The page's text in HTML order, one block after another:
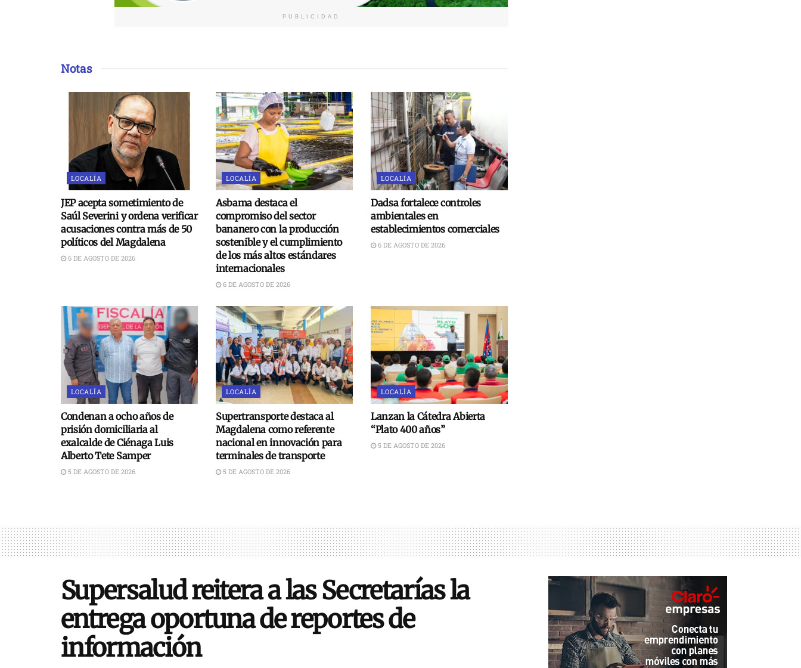
PUBLICIDAD
Notas
LOCALÍA
JEP acepta sometimiento de
Saúl Severini y ordena verificar
acusaciones contra más de 50
políticos del Magdalena
6 DE AGOSTO DE 2026
LOCALÍA
Asbama destaca el
compromiso del sector
bananero con la producción
sostenible y el cumplimiento
de los más altos estándares
internacionales
6 DE AGOSTO DE 2026
LOCALÍA
Dadsa fortalece controles
ambientales en
establecimientos comerciales
6 DE AGOSTO DE 2026
LOCALÍA
Condenan a ocho años de
prisión domiciliaria al
exalcalde de Ciénaga Luis
Alberto Tete Samper
5 DE AGOSTO DE 2026
LOCALÍA
Supertransporte destaca al
Magdalena como referente
nacional en innovación para
terminales de transporte
5 DE AGOSTO DE 2026
LOCALÍA
Lanzan la Cátedra Abierta
“Plato 400 años”
5 DE AGOSTO DE 2026
Supersalud reitera a las Secretarías la
entrega oportuna de reportes de
información